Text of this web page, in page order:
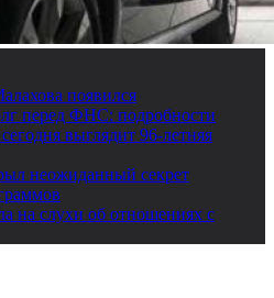
появился
перед ФНС: подробности
выглядит 96-летняя
неожиданный секрет
на слухи об отношениях с